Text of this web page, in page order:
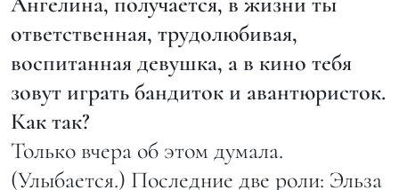
ответственная, трудолюбивая,
воспитанная девушка, а в кино тебя
зовут играть бандиток и авантюристок.
Как так?
Только вчера об этом думала.
(Улыбается.) Последние две роли: Эльза